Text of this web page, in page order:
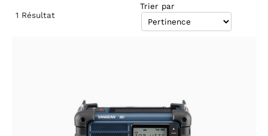
1 Résultat
Trier par